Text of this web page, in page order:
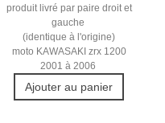
produit livré par paire droit et
gauche
(identique à l'origine)
moto KAWASAKI zrx 1200
2001 à 2006
Ajouter au panier